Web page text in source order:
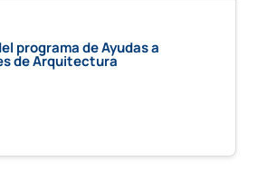
programa de Ayudas a
de Arquitectura